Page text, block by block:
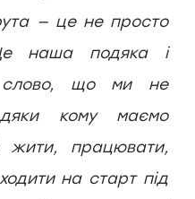
— це не просто
наша подяка і
слово, що ми не
кому маємо
жити, працювати,
на старт під